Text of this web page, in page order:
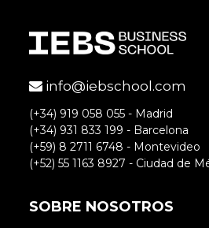
info@iebschool.com
(+34) 919 058 055 - Madrid
(+34) 931 833 199 - Barcelona
(+59) 8 2711 6748 - Montevideo
(+52) 55 1163 8927 - Ciudad de
SOBRE NOSOTROS